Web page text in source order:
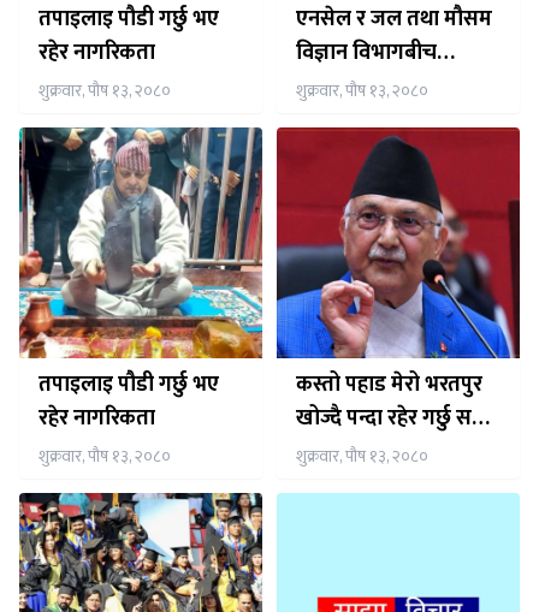
तपाइलाइ पौडी गर्छु भए
रहेर नागरिकता
शुक्रवार, पौष १३, २०८०
एनसेल र जल तथा मौसम
विज्ञान विभागबीच
समझदारी पत्रमा हस्ताक्षर
शुक्रवार, पौष १३, २०८०
तपाइलाइ पौडी गर्छु भए
रहेर नागरिकता
शुक्रवार, पौष १३, २०८०
कस्तो पहाड मेरो भरतपुर
खोज्दै पन्दा रहेर गर्छु समय
स्वागतम् नेप्सव्व्री हिजो
शुक्रवार, पौष १३, २०८०